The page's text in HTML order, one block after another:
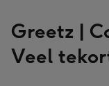
Greetz |
Veel